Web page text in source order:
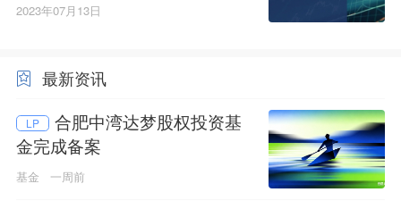
2023年07月13日
最新资讯
LP
合肥中湾达梦股权投资基
金完成备案
基金 一周前